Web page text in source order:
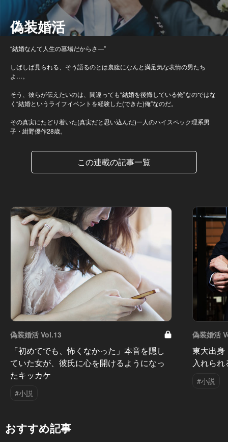
偽装婚活
“結婚なんて人生の墓場だからさ―”
しばしば見られる、そう語るのとは裏腹になんと満足気な表情の男たち
よ…。
そう、彼らが伝えたいのは、間違っても“結婚を後悔している俺”なのではな
く“結婚というライフイベントを経験した(できた)俺”なのだ。
その真実にたどり着いた(真実だと思い込んだ)一人のハイスペック理系男
子・紺野優作28歳。
この連載の記事一覧
偽装婚活 Vol.13
「初めてでも、怖くなかった」本音を隠し
ていた女が、彼氏に心を開けるようになっ
たキッカケ
#小説
偽装婚活
東大出身
入れら
#小説
おすすめ記事